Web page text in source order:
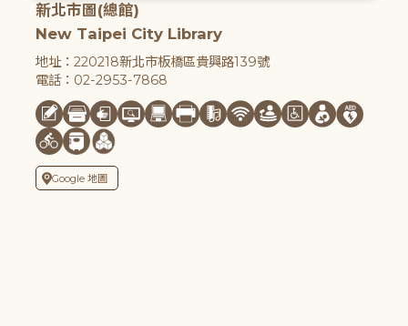
新北市圖(總館)
New Taipei City Library
地址：220218新北市板橋區貴興路139號
電話：02-2953-7868
Google 地圖